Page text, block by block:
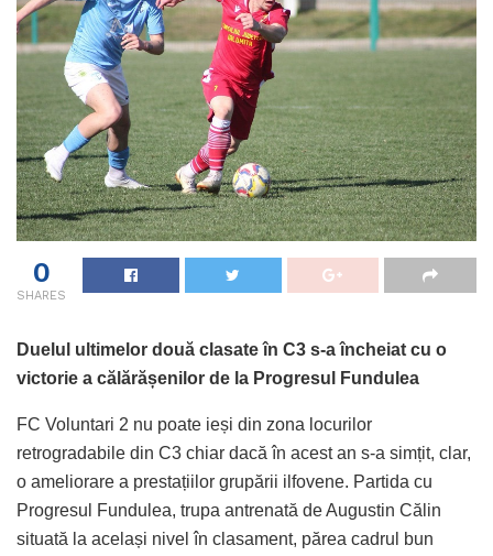
0
SHARES
Duelul ultimelor două clasate în C3 s-a încheiat cu o
victorie a călărășenilor de la Progresul Fundulea
FC Voluntari 2 nu poate ieși din zona locurilor
retrogradabile din C3 chiar dacă în acest an s-a simțit, clar,
o ameliorare a prestațiilor grupării ilfovene. Partida cu
Progresul Fundulea, trupa antrenată de Augustin Călin
situată la același nivel în clasament, părea cadrul bun